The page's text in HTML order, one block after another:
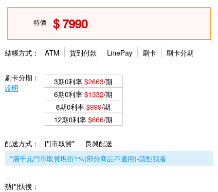
特價 7990
結帳方式： ATM 貨到付款 LinePay 刷卡 刷卡分期
刷卡分期：
說明
3期0利率$2663/期
6期0利率$1332/期
8期0利率$999/期
12期0利率$666/期
配送方式： 門市取貨*
良興配送
*滿千元門市取貨現折1%(部分商品不適用)-請點我看
熱門快搜：